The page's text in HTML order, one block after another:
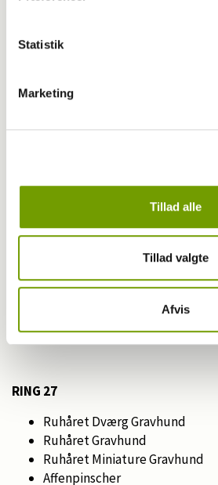
Statistik
Marketing
Tillad alle
Tillad valgte
Afvis
Mittelspitz, Hvid
Pomeranian
West Highland White Terrier
Korthåret Dværg Gravhund
Korthåret Gravhund
Korthåret Miniature Gravhund
Langhåret Dværg Gravhund
Langhåret Miniature Gravhund
Cavalier King Charles Spaniel
RING 27
Ruhåret Dværg Gravhund
Ruhåret Gravhund
Ruhåret Miniature Gravhund
Affenpinscher